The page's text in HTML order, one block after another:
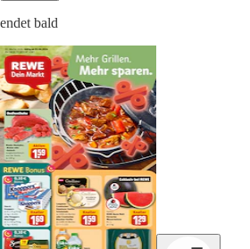
endet bald